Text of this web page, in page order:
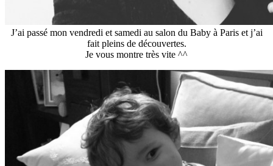
J’ai passé mon vendredi et samedi au salon du Baby à Paris et j’ai
fait pleins de découvertes.
Je vous montre très vite ^^